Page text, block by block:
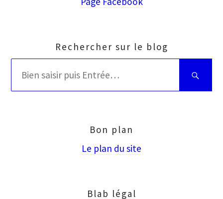
Rechercher sur le blog
Bien
saisir
Bon plan
Le plan du site
Blab légal